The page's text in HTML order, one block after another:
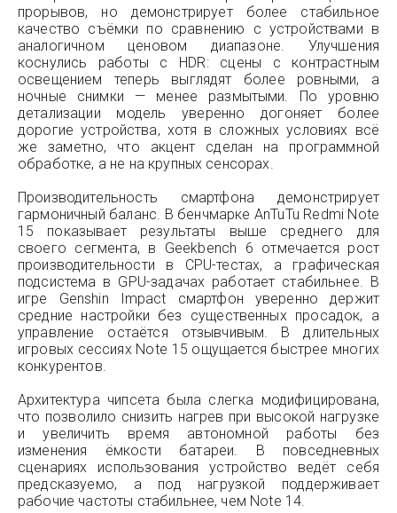
прорывов, но демонстрирует более стабильное
качество съёмки по сравнению с устройствами в
аналогичном ценовом диапазоне. Улучшения
коснулись работы с HDR: сцены с контрастным
освещением теперь выглядят более ровными, а
ночные снимки — менее размытыми. По уровню
детализации модель уверенно догоняет более
дорогие устройства, хотя в сложных условиях всё
же заметно, что акцент сделан на программной
обработке, а не на крупных сенсорах.
Производительность смартфона демонстрирует
гармоничный баланс. В бенчмарке AnTuTu Redmi Note
15 показывает результаты выше среднего для
своего сегмента, в Geekbench 6 отмечается рост
производительности в CPU-тестах, а графическая
подсистема в GPU-задачах работает стабильнее. В
игре Genshin Impact смартфон уверенно держит
средние настройки без существенных просадок, а
управление остаётся отзывчивым. В длительных
игровых сессиях Note 15 ощущается быстрее многих
конкурентов.
Архитектура чипсета была слегка модифицирована,
что позволило снизить нагрев при высокой нагрузке
и увеличить время автономной работы без
изменения ёмкости батареи. В повседневных
сценариях использования устройство ведёт себя
предсказуемо, а под нагрузкой поддерживает
рабочие частоты стабильнее, чем Note 14.